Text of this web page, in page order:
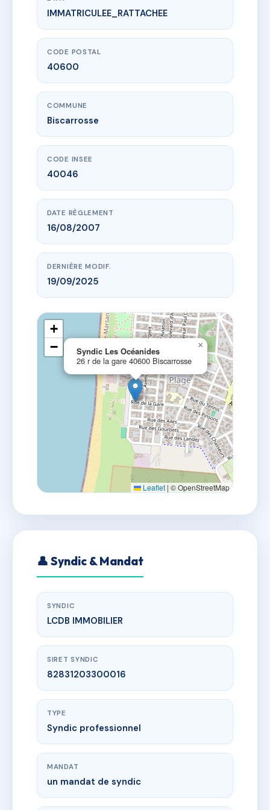
www.vme.plus/AF2957744
Syndic Les Océanides
26 r de la gare40600 Biscarrosse
IMMATRICULEE_RATTACHEE
CODE POSTAL
40600
COMMUNE
Biscarrosse
CODE INSEE
40046
DATE RÈGLEMENT
16/08/2007
DERNIÈRE MODIF.
19/09/2025
Syndic Les Océanides
26 r de la gare 40600 Biscarrosse
×
+
−
Leaflet | © OpenStreetMap
👤 Syndic & Mandat
SYNDIC
LCDB IMMOBILIER
SIRET SYNDIC
82831203300016
TYPE
Syndic professionnel
MANDAT
un mandat de syndic